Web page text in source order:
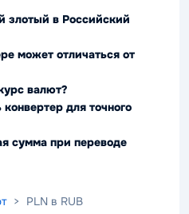
злотый в Российский
может отличаться от
валют?
для точного
сумма при переводе
> PLN в RUB